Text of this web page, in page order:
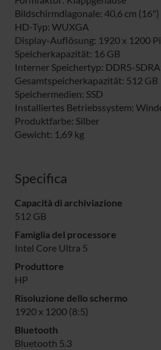
Bildschirmdiagonale: 40,6 cm (16")
HD-Typ: WUXGA
Display-Auflösung: 1920 x 1200
Speicherkapazität: 16 GB
Interner Speichertyp: DDR5-
Gesamtspeicherkapazität: 512 GB
Speichermedien: SSD
Installiertes Betriebssystem:
Produktfarbe: Silber
Gewicht: 1,69 kg
Specifica
Capacità di archiviazione
512 GB
Famiglia del processore
Intel Core Ultra 5
Produttore
HP
Risoluzione dello schermo
1920 x 1200 (8:5)
Bluetooth
Bluetooth 5.3